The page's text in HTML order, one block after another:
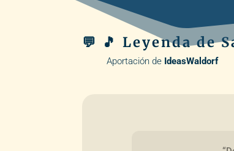
💬 🎵 Leyenda de
Aportación de IdeasWaldorf